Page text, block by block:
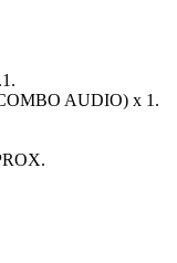
AUDIO) x 1.